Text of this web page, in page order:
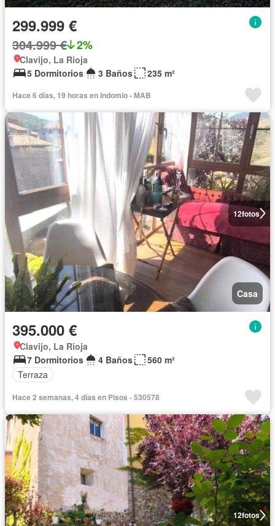
299.999 €
304.999 € 2%
Clavijo, La Rioja
5 Dormitorios
3 Baños 235 m²
Hace 6 días, 19 horas en Indomio - MAB
12fotos
Casa
395.000 €
Clavijo, La Rioja
7 Dormitorios
4 Baños
560 m²
Terraza
Hace 2 semanas, 4 días en Pisos - 530578
12fotos